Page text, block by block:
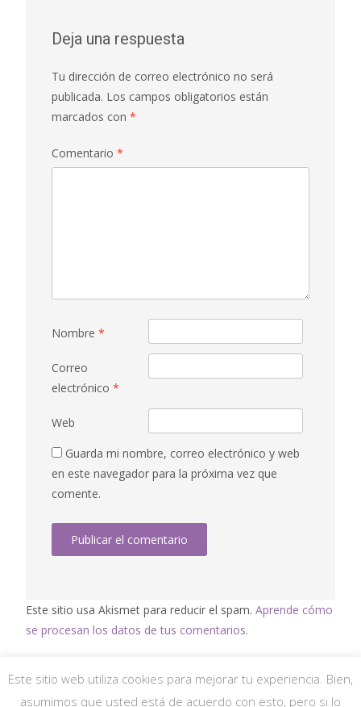
Deja una respuesta
Tu dirección de correo electrónico no será
publicada. Los campos obligatorios están
marcados con *
Comentario *
Nombre *
Correo
electrónico *
Web
Guarda mi nombre, correo electrónico y web
en este navegador para la próxima vez que
comente.
Este sitio usa Akismet para reducir el spam. Aprende cómo
se procesan los datos de tus comentarios.
Este sitio web utiliza cookies para mejorar tu experiencia. Bien,
asumimos que usted está de acuerdo con esto, pero si lo